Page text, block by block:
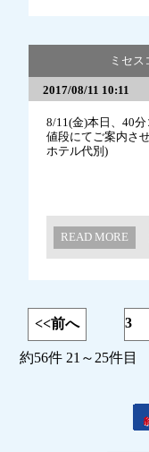
ミセ
2017/08/11 10:11
8/11(金)本日、40
値段にてご案内さ
ホテル代別)
READ MORE
<<前へ 3
約56件 21～25件目